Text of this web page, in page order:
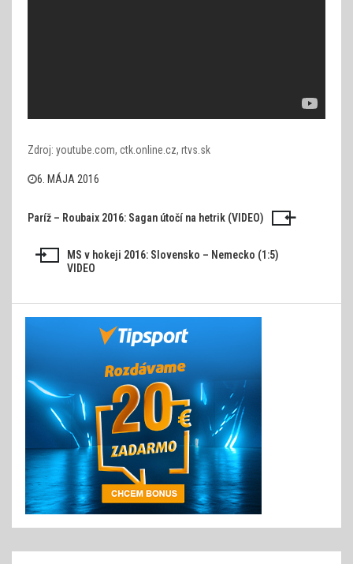
Zdroj: youtube.com, ctk.online.cz, rtvs.sk
6. MÁJA 2016
Navigácia
Paríž – Roubaix 2016: Sagan útočí na hetrik (VIDEO)
MS v hokeji 2016: Slovensko – Nemecko (1:5)
VIDEO